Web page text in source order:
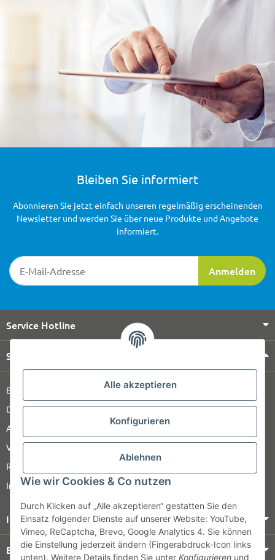
Alle akzeptieren
Konfigurieren
Ablehnen
Wie wir Cookies & Co nutzen
Durch Klicken auf „Alle akzeptieren“ gestatten Sie den
Einsatz folgender Dienste auf unserer Website: YouTube,
Vimeo, ReCaptcha, Brevo, Google Analytics 4. Sie können
die Einstellung jederzeit ändern (Fingerabdruck-Icon links
unten). Weitere Details finden Sie unter Konfigurieren und
Bleiben Sie informiert
Newsletter-Registrierung
Anmelden
Abonnieren Sie jetzt einfach unseren regelmäßig erscheinenden
Newsletter und werden Sie über neue Produkte und Angebote
informiert.
Service Hotline
Shop Service
Barrierefreiheitserklärung
Datenschutz
AGB
Versandinformationen
Retour
Impressum
Informationen
Bezahlung & Versand